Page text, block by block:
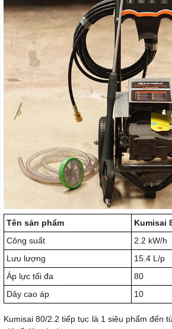
Tên sản phẩm
Kumisai
Công suất
2.2 kW/h
Lưu lượng
15.4 L/p
Áp lực tối đa
80
Dây cao áp
10
Kumisai 80/2.2 tiếp tục là 1 siêu phẩm đến